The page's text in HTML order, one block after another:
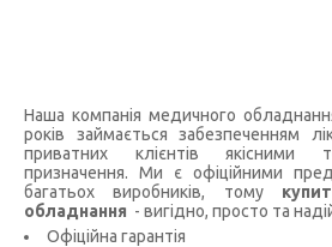
Наша компанія медичного
років займається забезпеченням
приватних клієнтів якісними
призначення. Ми є офіційними
багатьох виробників, тому
обладнання - вигідно, просто та
Офіційна гарантія